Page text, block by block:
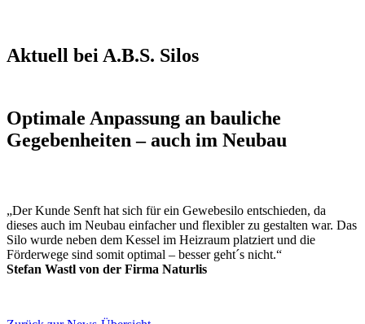
Aktuell bei A.B.S. Silos
Optimale Anpassung an bauliche
Gegebenheiten – auch im Neubau
„Der Kunde Senft hat sich für ein Gewebesilo entschieden, da
dieses auch im Neubau einfacher und flexibler zu gestalten war. Das
Silo wurde neben dem Kessel im Heizraum platziert und die
Förderwege sind somit optimal – besser geht´s nicht.“
Stefan Wastl von der Firma Naturlis